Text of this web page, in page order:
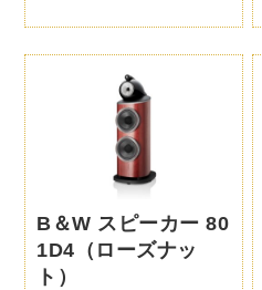
B＆W スピーカー 80
1D4（ローズナッ
ト）